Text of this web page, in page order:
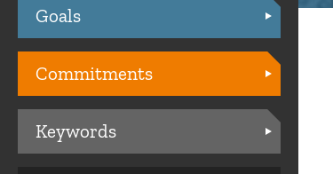
Practices
Goals
Commitments
Keywords